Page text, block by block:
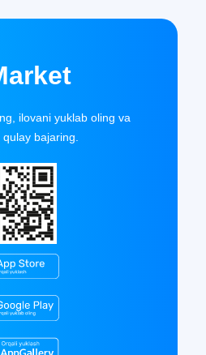
ilovani yuklab oling va
bajaring.